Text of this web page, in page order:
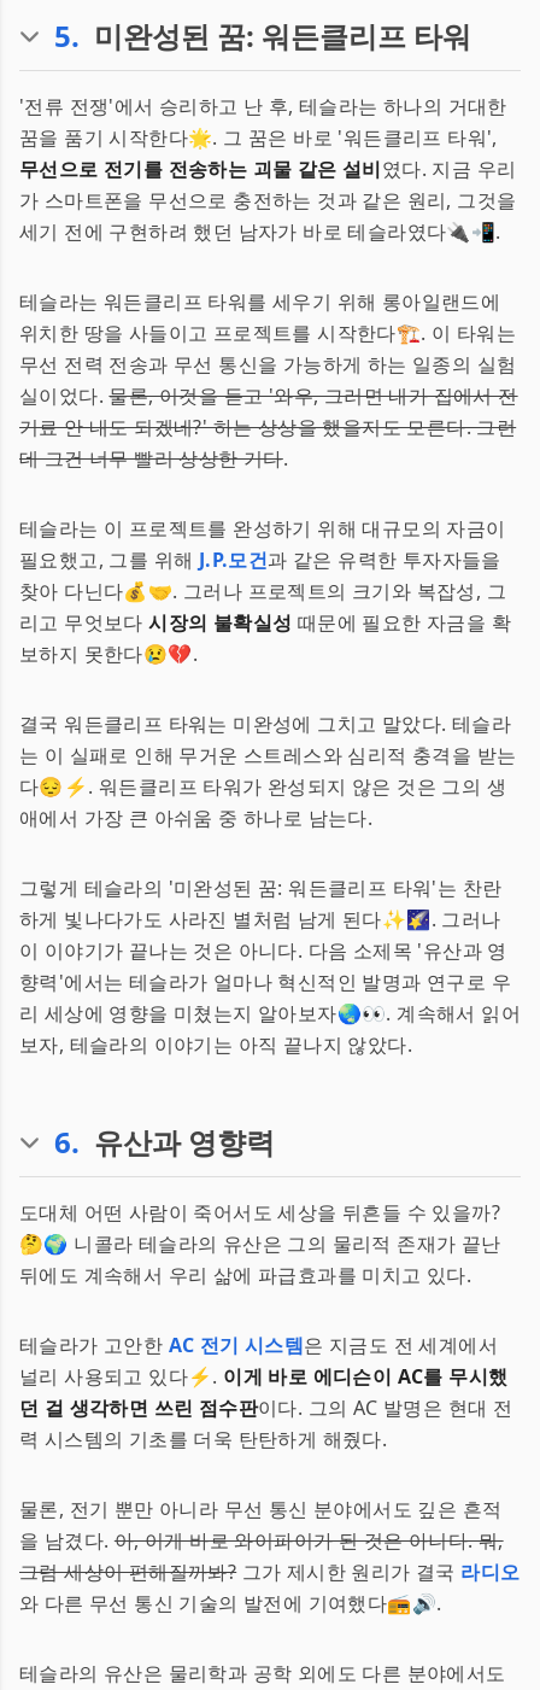
5. 미완성된 꿈: 워든클리프 타워
'전류 전쟁'에서 승리하고 난 후, 테슬라는 하나의 거대한
꿈을 품기 시작한다🌟. 그 꿈은 바로 '워든클리프 타워',
무선으로 전기를 전송하는 괴물 같은 설비였다. 지금 우리
가 스마트폰을 무선으로 충전하는 것과 같은 원리, 그것을
세기 전에 구현하려 했던 남자가 바로 테슬라였다🔌📲.
테슬라는 워든클리프 타워를 세우기 위해 롱아일랜드에
위치한 땅을 사들이고 프로젝트를 시작한다🏗️. 이 타워는
무선 전력 전송과 무선 통신을 가능하게 하는 일종의 실험
실이었다.물론, 이것을 듣고 '와우, 그러면 내가 집에서 전
기료 안 내도 되겠네?' 하는 상상을 했을지도 모른다. 그런
데 그건 너무 빨리 상상한 거다.
테슬라는 이 프로젝트를 완성하기 위해 대규모의 자금이
필요했고, 그를 위해 J.P.모건과 같은 유력한 투자자들을
찾아 다닌다💰🤝. 그러나 프로젝트의 크기와 복잡성, 그
리고 무엇보다시장의 불확실성 때문에 필요한 자금을 확
보하지 못한다😢💔.
결국 워든클리프 타워는 미완성에 그치고 말았다. 테슬라
는 이 실패로 인해 무거운 스트레스와 심리적 충격을 받는
다😔⚡. 워든클리프 타워가 완성되지 않은 것은 그의 생
애에서 가장 큰 아쉬움 중 하나로 남는다.
그렇게 테슬라의 '미완성된 꿈: 워든클리프 타워'는 찬란
하게 빛나다가도 사라진 별처럼 남게 된다✨🌠. 그러나
이 이야기가 끝나는 것은 아니다. 다음 소제목 '유산과 영
향력'에서는 테슬라가 얼마나 혁신적인 발명과 연구로 우
리 세상에 영향을 미쳤는지 알아보자🌏👀. 계속해서 읽어
보자, 테슬라의 이야기는 아직 끝나지 않았다.
6. 유산과 영향력
도대체 어떤 사람이 죽어서도 세상을 뒤흔들 수 있을까?
🤔🌍 니콜라 테슬라의 유산은 그의 물리적 존재가 끝난
뒤에도 계속해서 우리 삶에 파급효과를 미치고 있다.
테슬라가 고안한 AC 전기 시스템은 지금도 전 세계에서
널리 사용되고 있다⚡. 이게 바로 에디슨이 AC를 무시했
던 걸 생각하면 쓰린 점수판이다. 그의 AC 발명은 현대 전
력 시스템의 기초를 더욱 탄탄하게 해줬다.
물론, 전기 뿐만 아니라 무선 통신 분야에서도 깊은 흔적
을 남겼다.아, 이게 바로 와이파이가 된 것은 아니다. 뭐,
그럼 세상이 편해질까봐?그가 제시한 원리가 결국 라디오
와 다른 무선 통신 기술의 발전에 기여했다📻🔊.
테슬라의 유산은 물리학과 공학 외에도 다른 분야에서도